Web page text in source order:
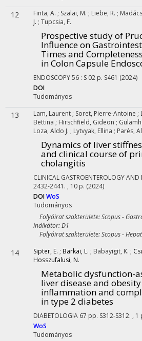
12 Finta, A. ; Szalai, M. ; Liebe, R. ;
J. ; Tupcsia, F.
Prospective study of
Influence on
Times and
in Colon Capsule
ENDOSCOPY56 : S 02 p. S461 (2024)
DOI
Tudományos
13 Lam, Laurent ; Soret, Pierre-Antoine ;
Bettina ; Hirschfield, Gideon ;
Loza, Aldo J. ; Lytvyak, Ellina ; Parés,
Dynamics of liver
and clinical course of
cholangitis
CLINICAL GASTROENTEROLOGY
2432-2441. , 10 p. (2024)
DOIWoS
Tudományos
Folyóirat szakterülete: Scopus -
indikátor: D1
Folyóirat szakterülete: Scopus -
14 Sipter, E. ; Barkai, L. ; Babayigit, K. ;
Hosszufalusi, N.
Metabolic dysfunction-
liver disease and
inflammation and
in type 2 diabetes
DIABETOLOGIA 67 pp. S312-S312. , 1
WoS
Tudományos